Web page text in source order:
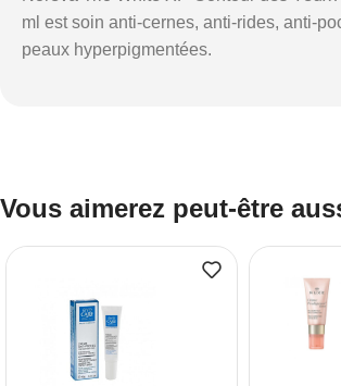
ml est soin anti-cernes, anti-rides, anti-
peaux hyperpigmentées.
Vous aimerez peut-être